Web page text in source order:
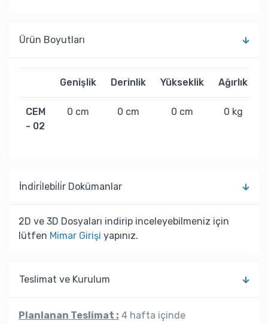
Ürün Boyutları
Genişlik Derinlik Yükseklik Ağırlık
CEM
- 02
0 cm 0 cm 0 cm 0 kg
İndi̇ri̇lebi̇li̇r Dokümanlar
2D ve 3D Dosyaları indirip inceleyebilmeniz için
lütfen Mimar Girişi yapınız.
Teslimat ve Kurulum
Planlanan Teslimat : 4 hafta içinde